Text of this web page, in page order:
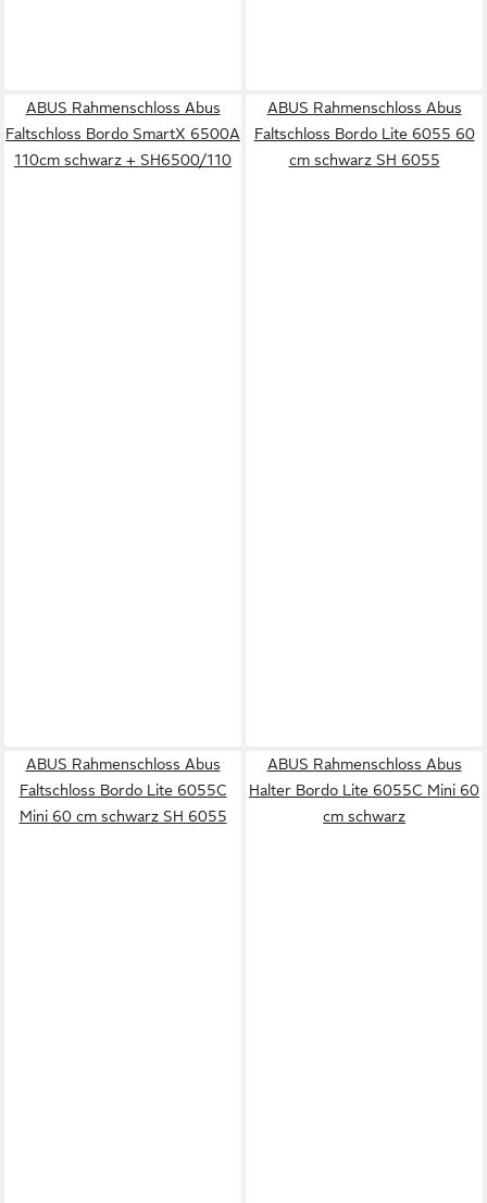
ABUS Rahmenschloss Abus
Faltschloss Bordo SmartX 6500A
110cm schwarz + SH6500/110
ABUS Rahmenschloss Abus
Faltschloss Bordo Lite 6055 60
cm schwarz SH 6055
ABUS Rahmenschloss Abus
Faltschloss Bordo Lite 6055C
Mini 60 cm schwarz SH 6055
ABUS Rahmenschloss Abus
Halter Bordo Lite 6055C Mini 60
cm schwarz